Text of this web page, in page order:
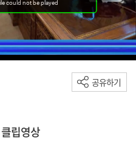
공유하기
클립영상